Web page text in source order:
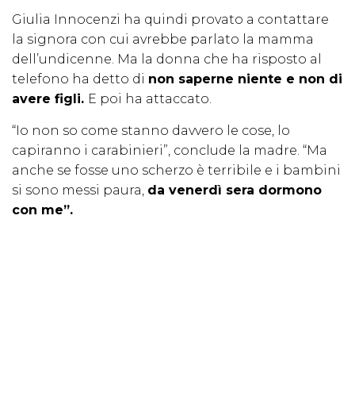
Giulia Innocenzi ha quindi provato a contattare
la signora con cui avrebbe parlato la mamma
dell’undicenne. Ma la donna che ha risposto al
telefono ha detto di non saperne niente e non di
avere figli. E poi ha attaccato.
“Io non so come stanno davvero le cose, lo
capiranno i carabinieri”, conclude la madre. “Ma
anche se fosse uno scherzo è terribile e i bambini
si sono messi paura, da venerdì sera dormono
con me”.